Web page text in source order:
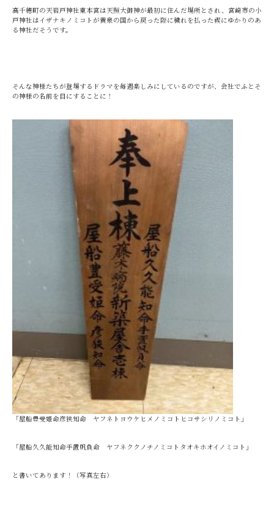
高千穂町の天岩戸神社東本宮は天照大御神が最初に住んだ場所とされ、宮崎市の小
戸神社はイザナキノミコトが黄泉の国から戻った際に穢れを払った禊にゆかりのあ
る神社だそうです。
そんな神様たちが登場するドラマを毎週楽しみにしているのですが、会社でふとそ
の神様の名前を目にすることに！
「屋船豊受姫命彦狭知命 ヤフネトヨウケヒメノミコトヒコサシリノミコト」
「屋船久久能知命手置帆負命 ヤフネククノチノミコトタオキホオイノミコト」
と書いてあります！（写真左右）